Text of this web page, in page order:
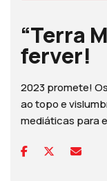
“Terra
ferver!
2023 promete!
ao topo e
mediáticas para